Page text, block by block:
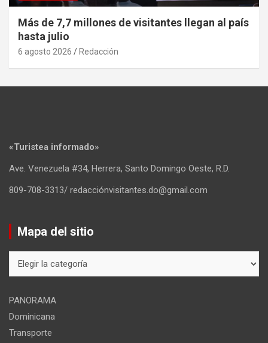
Más de 7,7 millones de visitantes llegan al país
hasta julio
6 agosto 2026 Redacción
«Turistea informado»
Ave. Venezuela #34, Herrera, Santo Domingo Oeste, R.D.
809-708-3313/ redacciónvisitantes.do@gmail.com
Mapa del sitio
del
PANORAMA
Dominicana
Transporte